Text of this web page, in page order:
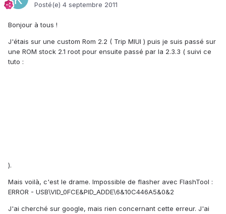
Posté(e) 4 septembre 2011
Bonjour à tous !
J'étais sur une custom Rom 2.2 ( Trip MIUI ) puis je suis passé sur
une ROM stock 2.1 root pour ensuite passé par la 2.3.3 ( suivi ce
tuto :
).
Mais voilà, c'est le drame. Impossible de flasher avec FlashTool :
ERROR - USB\VID_0FCE&PID_ADDE\6&10C446A5&0&2
J'ai cherché sur google, mais rien concernant cette erreur. J'ai